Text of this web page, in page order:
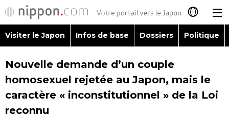
日本語
English
简体字
Visiter le Japon
Visiter le Japon Infos de base Dossiers Politique
Nouvelle demande d’un couple
homosexuel rejetée au Japon, mais le
caractère « inconstitutionnel » de la Loi
reconnu